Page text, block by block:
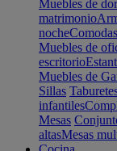
Muebles de
matrimonio
nocheComodas
Muebles de
escritorio
Muebles de
Sillas
infantiles
Mesas
altasMesas